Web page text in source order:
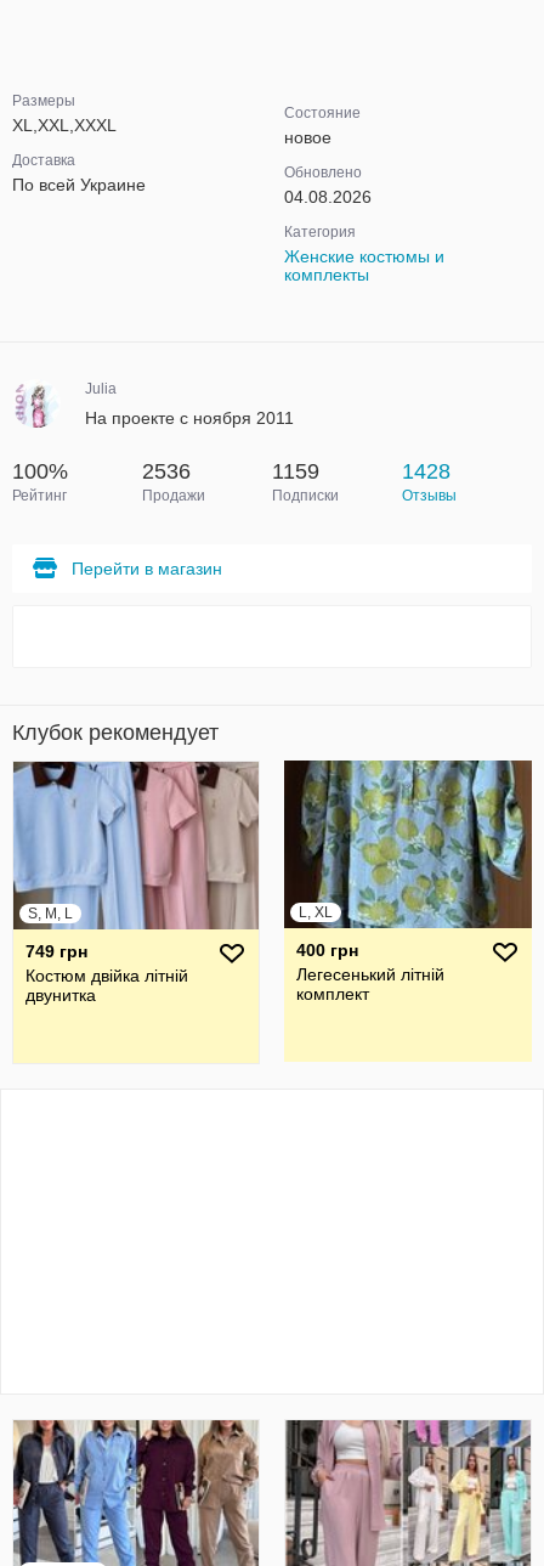
Размеры
XL,XXL,XXXL
Доставка
По всей Украине
Состояние
новое
Обновлено
04.08.2026
Категория
Женские костюмы и
комплекты
Julia
На проекте с ноября 2011
100%
Рейтинг
2536
Продажи
1159
Подписки
1428
Отзывы
Перейти в магазин
Клубок рекомендует
S, M, L
749 грн
Костюм двійка літній
двунитка
L, XL
400 грн
Легесенький літній
комплект